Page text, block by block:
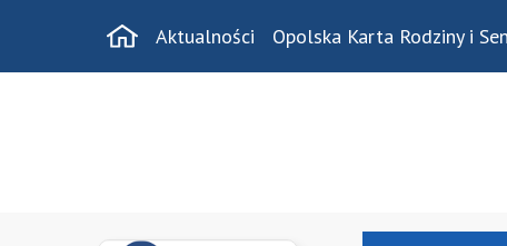
Aktualności Opolska Karta Rodziny i